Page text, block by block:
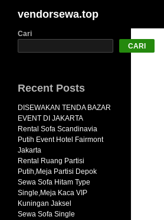
Langsung
vendorsewa.top
Cari
CARI
Recent Posts
DISEWAKAN TENDA BAZAR
EVENT DI JAKARTA
Rental Sofa Scandinavia
Putih Event Hotel Fairmont
Jakarta
Rental Ruang Partisi
Putih,Meja Partisi Depok
Sewa Sofa Hitam Type
Single,Meja Kaca VIP
Kuningan Jaksel
Sewa Sofa Single